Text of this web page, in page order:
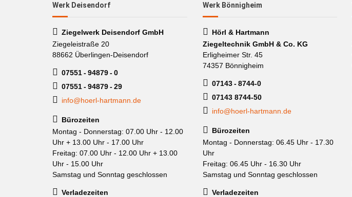
Werk Deisendorf
Ziegelwerk Deisendorf GmbH
Ziegeleistraße 20
88662 Überlingen-Deisendorf
07551 - 94879 - 0
07551 - 94879 - 29
info@hoerl-hartmann.de
Bürozeiten
Montag - Donnerstag: 07.00 Uhr - 12.00
Uhr + 13.00 Uhr - 17.00 Uhr
Freitag: 07.00 Uhr - 12.00 Uhr + 13.00
Uhr - 15.00 Uhr
Samstag und Sonntag geschlossen
Verladezeiten
Werk Bönnigheim
Hörl & Hartmann
Ziegeltechnik GmbH & Co. KG
Erligheimer Str. 45
74357 Bönnigheim
07143 - 8744-0
07143 8744-50
info@hoerl-hartmann.de
Bürozeiten
Montag - Donnerstag: 06.45 Uhr - 17.30
Uhr
Freitag: 06.45 Uhr - 16.30 Uhr
Samstag und Sonntag geschlossen
Verladezeiten